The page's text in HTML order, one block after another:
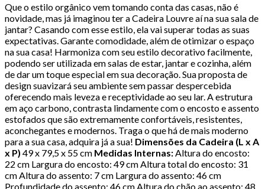
Que o estilo orgânico vem tomando conta das casas, não é
novidade, mas já imaginou ter a Cadeira Louvre aí na sua sala de
jantar? Casando com esse estilo, ela vai superar todas as suas
expectativas. Garante comodidade, além de otimizar o espaço
na sua casa! Harmoniza com seu estilo decorativo facilmente,
podendo ser utilizada em salas de estar, jantar e cozinha, além
de dar um toque especial em sua decoração. Sua proposta de
design suavizará seu ambiente sem passar despercebida
oferecendo mais leveza e receptividade ao seu lar. A estrutura
em aço carbono, contrasta lindamente com o encosto e assento
estofados que são extremamente confortáveis, resistentes,
aconchegantes e modernos. Traga o que há de mais moderno
para a sua casa, adquira já a sua! Dimensões da Cadeira (L x A
x P) 49 x 79,5 x 55 cm Medidas Internas:Altura do encosto:
22 cm Largura do encosto: 49 cm Altura total do encosto: 31
cm Altura do assento: 7 cm Largura do assento: 46 cm
Profundidade do assento: 46 cm Altura do chão ao assento: 48